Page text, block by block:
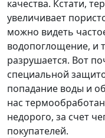
качества. Кстати,
увеличивает
можно видеть
водопоглощение, и
разрушается. Вот
специальной
попадание воды и
нас
недорого, за счет
покупателей.